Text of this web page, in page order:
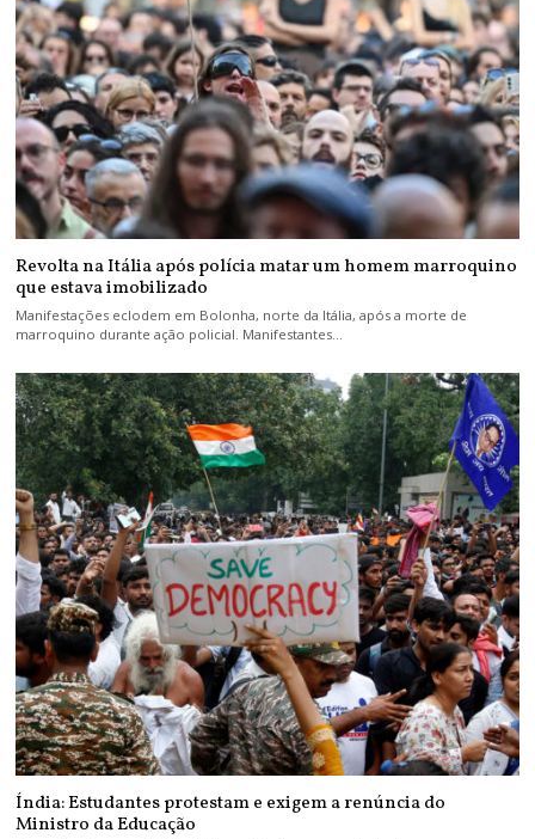
Revolta na Itália após polícia matar um homem marroquino
que estava imobilizado
Manifestações eclodem em Bolonha, norte da Itália, após a morte de
marroquino durante ação policial. Manifestantes…
Índia: Estudantes protestam e exigem a renúncia do
Ministro da Educação